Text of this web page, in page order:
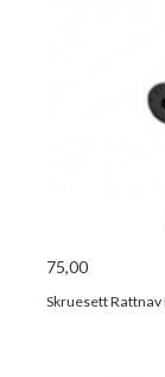
75,00
Skruesett